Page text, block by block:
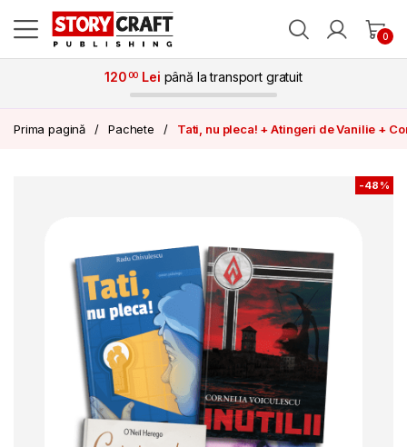
Skip to navigation
Skip to content
0
12000 Lei până la transport gratuit
Prima pagină Pachete Tati, nu pleca! + Atingeri de Vanilie +
-48%